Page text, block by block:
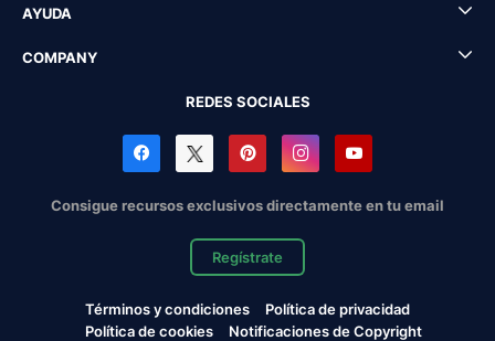
AYUDA
COMPANY
REDES SOCIALES
Consigue recursos exclusivos directamente en tu email
Regístrate
Términos y condiciones
Política de privacidad
Política de cookies
Notificaciones de Copyright